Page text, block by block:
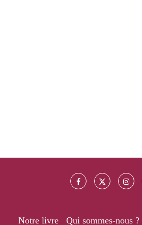
Notre livre Qui sommes-nous ?